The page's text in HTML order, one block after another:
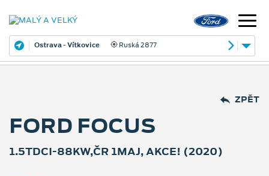
Ostrava - Vítkovice Ruská 2877
ZPĚT
FORD FOCUS
1.5TDCI-88KW,ČR 1MAJ, AKCE! (2020)